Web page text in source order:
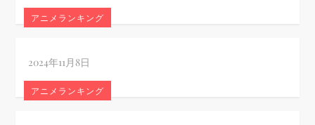
アニメランキング
アニメランキング